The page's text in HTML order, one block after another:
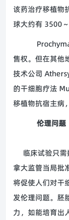
该药治疗移植物
球大约有 3500
售权。但在其他
技术公司
的干细胞疗法
移植物抗宿主病
伦理问题
临床试验只需
拿大监管当局批
将促使人们对干
发伦理问题。胚
力，如能培育出